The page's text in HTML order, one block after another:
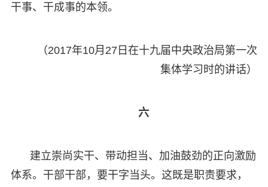
干事、干成事的本领。
（2017年10月27日在十九届中央政治局第一次
集体学习时的讲话）
六
建立崇尚实干、带动担当、加油鼓劲的正向激励
体系。干部干部，要干字当头。这既是职责要求，